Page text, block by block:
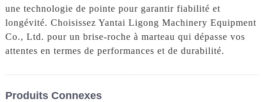
une technologie de pointe pour garantir fiabilité et
longévité. Choisissez Yantai Ligong Machinery Equipment
Co., Ltd. pour un brise-roche à marteau qui dépasse vos
attentes en termes de performances et de durabilité.
Produits Connexes